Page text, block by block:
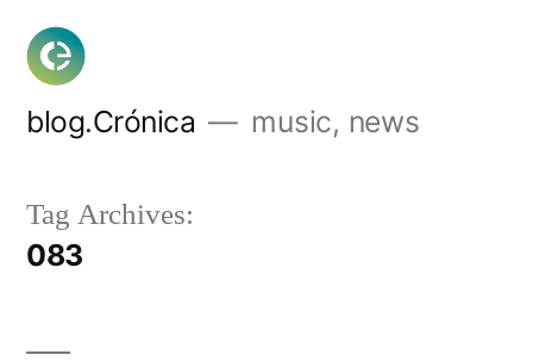
Skip
content
blog.Crónica music, news
Tag Archives:
083